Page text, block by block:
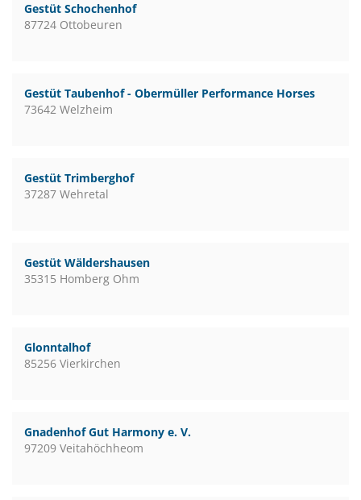
Gestüt Schochenhof
87724 Ottobeuren
Gestüt Taubenhof - Obermüller Performance Horses
73642 Welzheim
Gestüt Trimberghof
37287 Wehretal
Gestüt Wäldershausen
35315 Homberg Ohm
Glonntalhof
85256 Vierkirchen
Gnadenhof Gut Harmony e. V.
97209 Veitahöchheom